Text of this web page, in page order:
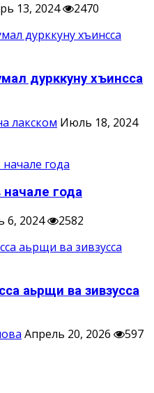
13, 2024 2470
дурккуну хъинсса
лакском Июль 18, 2024
года
6, 2024 2582
аьрщи ва зивзусса
Апрель 20, 2026 597